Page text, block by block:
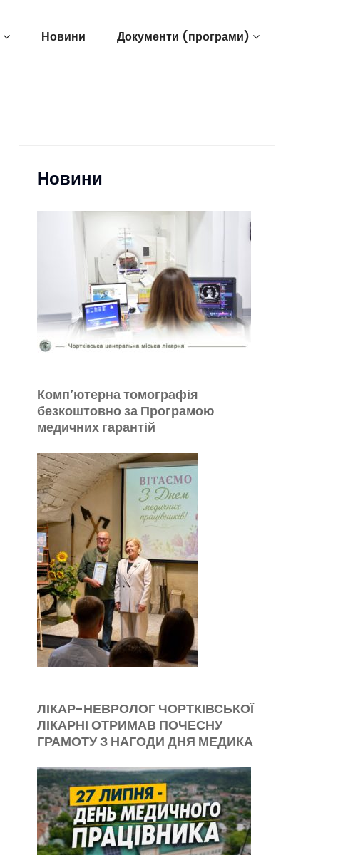
Новини Документи (програми)
Новини
Комп’ютерна томографія
безкоштовно за Програмою
медичних гарантій
ЛІКАР-НЕВРОЛОГ ЧОРТКІВСЬКОЇ
ЛІКАРНІ ОТРИМАВ ПОЧЕСНУ
ГРАМОТУ З НАГОДИ ДНЯ МЕДИКА